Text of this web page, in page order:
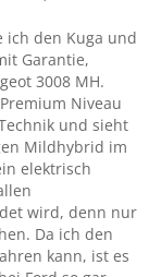
ich den Kuga und
Garantie,
3008 MH.
Niveau
und sieht
Mildhybrid im
elektrisch
wird, denn nur
Da ich den
kann, ist es